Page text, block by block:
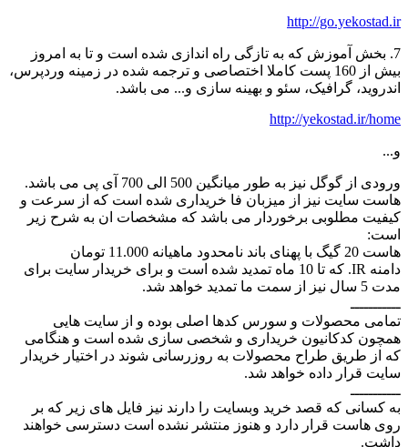
http://go.yekostad.ir
7. بخش آموزش که به تازگی راه اندازی شده است و تا به امروز
بیش از 160 پست کاملا اختصاصی و ترجمه شده در زمینه وردپرس،
اندروید، گرافیک، سئو و بهینه سازی و... می باشد.
http://yekostad.ir/home
و...
ورودی از گوگل نیز به طور میانگین 500 الی 700 آی پی می باشد.
هاست سایت نیز از میزبان فا خریداری شده است که از سرعت و
کیفیت مطلوبی برخوردار می باشد که مشخصات ان به شرح زیر
است:
هاست 20 گیگ با پهنای باند نامحدود ماهیانه 11.000 تومان
دامنه IR. که تا 10 ماه تمدید شده است و برای خریدار سایت برای
مدت 5 سال نیز از سمت ما تمدید خواهد شد.
ـــــــــــ
تمامی محصولات و سورس کدها اصلی بوده و از سایت هایی
همچون کدکانیون خریداری و شخصی سازی شده است و هنگامی
که از طریق طراح محصولات به روزرسانی شوند در اختیار خریدار
سایت قرار داده خواهد شد.
ـــــــــــ
به کسانی که قصد خرید وبسایت را دارند نیز فایل های زیر که بر
روی هاست قرار دارد و هنوز منتشر نشده است دسترسی خواهند
داشت.